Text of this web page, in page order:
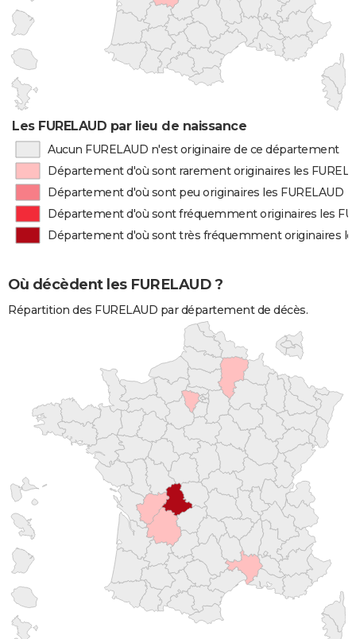
Les FURELAUD par lieu de naissance
Aucun FURELAUD n'est originaire de ce département
Département d'où sont rarement originaires les
Département d'où sont peu originaires les FURELAUD
Département d'où sont fréquemment originaires les
Département d'où sont très fréquemment originaires
Où décèdent les FURELAUD ?
Répartition des FURELAUD par département de décès.